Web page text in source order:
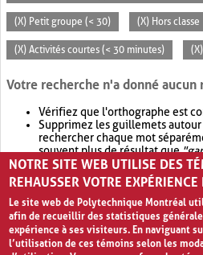
(X) Petit groupe (< 30) (X) Hors classe
(X) Activités courtes (< 30 minutes)
Votre recherche n'a donné aucun
Vérifiez que l'orthographe est
Supprimez les guillemets
rechercher chaque mot
souvent plus de résultat que
Envisagez d'élargir votre
retournera souvent plus de
NOTRE SITE WEB UTILISE DES
REHAUSSER VOTRE
Le site web de Polytechnique Montréal
afin de recueillir des statistiques
expérience à ses visiteurs. En naviguant
l’utilisation de ces témoins selon les